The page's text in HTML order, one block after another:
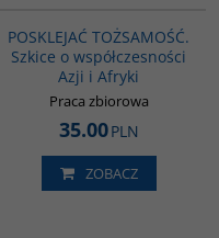
POSKLEJAĆ TOŻSAMOŚĆ.
Szkice o współczesności
Azji i Afryki
Praca zbiorowa
35.00PLN
ZOBACZ